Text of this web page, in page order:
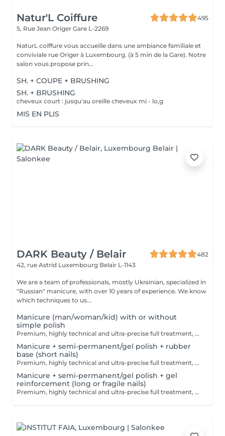
Natur'L Coiffure
495
5, Rue Jean Origer Gare L-2269
NaturL coiffure vous accueille dans une ambiance familiale et
conviviale rue Origer à Luxembourg. (à 5 min de la Gare). Notre
salon vous propose prin...
SH. + COUPE + BRUSHING
SH. + BRUSHING
cheveux court : jusqu'au oreille cheveux mi - lo,g
MIS EN PLIS
DARK Beauty / Belair
482
42, rue Astrid Luxembourg Belair L-1143
We are a team of professionals, mostly Ukrainian, specialized in
"Russian" manicure, with over 10 years of experience. We know
which techniques to us...
Manicure (man/woman/kid) with or without
simple polish
Premium, highly technical and ultra-precise full treatment, performed mainly with an e-file to achieve a perfectly clean nail contour and apply the polish as close as possible, even slightly under the cuticle. This technique helps visually delay the regrowth by around 10 days. Visual result: -Extremely well-groomed nails, clean contours, flawless shape -Instagram / photo studio effect: neat, precise, with no visible dry skin Service content: -Removal of old semi-permanent and/or gel polish (if needed, please book accordingly this option via this screen) -Very meticulous preparation of the nail plate -Removal of dead skin -Shape and file nails -Gentle cuticle care -Application of a transparent simple polish (if desired) OR application of your own simple polish to bring with you (if needed, please book accordingly this option via this screen) -Application of cuticle oil and hand cream
Manicure + semi-permanent/gel polish + rubber
base (short nails)
Premium, highly technical and ultra-precise full treatment, performed mainly with an e-file to achieve a perfectly clean nail contour and apply the polish as close as possible, even slightly under the cuticle. This technique helps visually delay the regrowth by around 10 days. Visual result: -Extremely well-groomed nails, clean contours, flawless shape -Instagram / photo studio effect: neat, precise, with no visible dry skin We also include a base coat, recommended for short nails in good condition. A perfect solution for flawless and long-lasting nails: -The average durability is 4 weeks!! Service content -> 80€ : -Removal of old semi-permanent and/or gel (if needed, already include in this price/service) -Very meticulous preparation of the nail plate -Removal of dead skin -Shape and file nails -Gentle cuticle care -Rubber base -Application of semi-permanent nail polish -Application of cuticle oil and hand cream Optional : -Price per nail extension on up to 5 nails (if so please book "WITH simple design") +3€/nail -Price per nail for nail art on up to 5 nails (if so please book "WITH simple design") +3€/nail -Price for simple design (French, Chrome, Baby Boomer, Cat Eyes, Stickers, Foil) 6-10 nails -> +20€ -Price for complex design (3D, Hand drawings, Stamping, French with Chrome, Baby Boomer with Chrome, French with Cat Eyes) 6-10 nails -> +30€
Manicure + semi-permanent/gel polish + gel
reinforcement (long or fragile nails)
Premium, highly technical and ultra-precise full treatment, performed mainly with an e-file to achieve a perfectly clean nail contour and apply the polish as close as possible, even slightly under the cuticle. This technique helps visually delay the regrowth by around 10 days. Visual result: -Extremely well-groomed nails, clean contours, flawless shape -Instagram / photo studio effect: neat, precise, with no visible dry skin We also include a gel reinforcement, recommended for long or fragile or broken nails. A perfect solution for flawless and long-lasting nails: -The average durability is 4 weeks!! Service content -> 95€ : -Removal of old semi-permanent and/or gel polish (if needed, already include in this price/service) -Very meticulous preparation of the nail plate -Removal of dead skin -Shape and file nails -Gentle cuticle care -Correction of the nail shape -Gel reinforcement -Application of semi-permanent nail polish -Application of cuticle oil and hand cream Optional : -Price per nail extension on up to 5 nails (if so please book "WITH simple design") +3€/nail -Price per nail for nail art on up to 5 nails (if so please book "WITH simple design") +3€/nail -Price for simple design (French, Chrome, Baby Boomer, Cat Eyes, Stickers, Foil) 6-10 nails -> +20€ -Price for complex design (3D, Hand drawings, Stamping, French with Chrome, Baby Boomer with Chrome, French with Cat Eyes) 6-10 nails -> +30€